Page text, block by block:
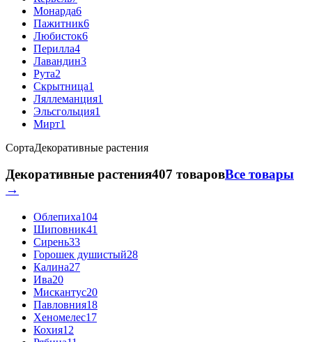
Монарда6
Пажитник6
Любисток6
Перилла4
Лавандин3
Рута2
Скрытница1
Ляллеманция1
Эльсгольция1
Мирт1
СортаДекоративные растения
Декоративные растения407 товаровВсе товары
→
Облепиха104
Шиповник41
Сирень33
Горошек душистый28
Калина27
Ива20
Мискантус20
Павловния18
Хеномелес17
Кохия12